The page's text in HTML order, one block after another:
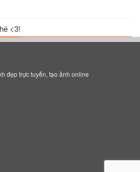
<3!
đẹp trực tuyến, tạo ảnh online